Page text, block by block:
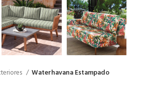
Waterhavana Estampado